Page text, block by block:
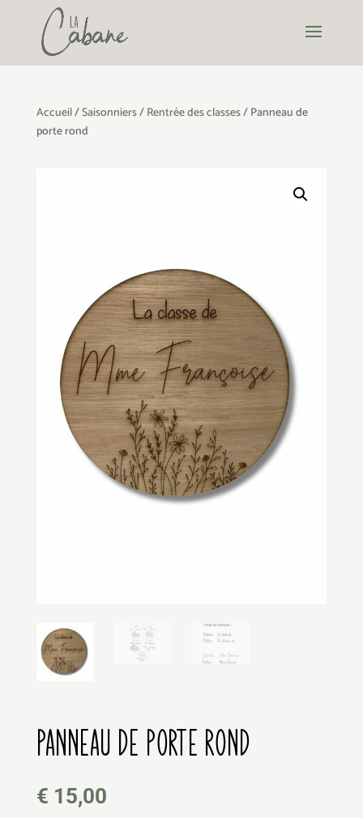
Accueil/Saisonniers/Rentrée des classes/ Panneau de
porte rond
PANNEAU DE PORTE ROND
€ 15,00